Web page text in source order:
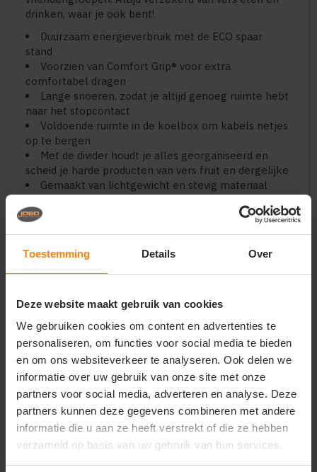
Toestemming Details Over
Deze website maakt gebruik van cookies
We gebruiken cookies om content en advertenties te
personaliseren, om functies voor social media te bieden
en om ons websiteverkeer te analyseren. Ook delen we
informatie over uw gebruik van onze site met onze
partners voor social media, adverteren en analyse. Deze
partners kunnen deze gegevens combineren met andere
informatie die u aan ze heeft verstrekt of die ze hebben
verzameld op basis van uw gebruik van hun services.
drinken, waar je ook bent!
Duurzaam energieverbruik met de ECO spaar
stand
Voorzien van Comfort Grip® voor extra
comfortabel dragen
Lange snoeren, zodat je altijd genoeg ruimte hebt
naar het stopcontact
Voldoende ruimte in de koelbox om kabels netjes
op te bergen
Met de divider houdt je alles georganiseerd en
scheid je harde producten van vers fruit en dergelijke
Gemaakt van lichtgewicht en stevig materiaal
doek
Koel- en warmtestand voor veelzijdig gebruik
Voldoet aan de strenge kwaliteitseisen van Brisby
De Brisby koelbox is perfect voor kampeerders en
outdoorliefhebbers, vakantiegangers en roadtrippers,
festivalgangers, bootbezitters, professionele
chauffeurs, vriendengroepen en gezinnen.
Lichtgewicht en makkelijk schoon te maken.
Deze koelbox is gemaakt van stevig, maar
lichtgewicht materiaal. Ideaal voor in de auto of op
de camping!
Deze koelbox wordt geleverd met een divider, zodat
je alles georganiseerd kunt bewaren.